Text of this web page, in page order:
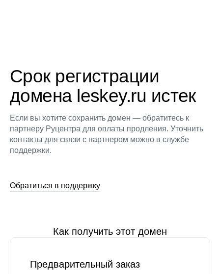
Срок регистрации
домена leskey.ru истек
Если вы хотите сохранить домен — обратитесь к
партнеру Руцентра для оплаты продления. Уточнить
контакты для связи с партнером можно в службе
поддержки.
Обратиться в поддержку
Как получить этот домен
Предварительный заказ